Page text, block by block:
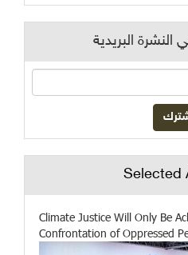
البريدية
Selected
Climate Justice Will Only Be
Confrontation of Oppressed